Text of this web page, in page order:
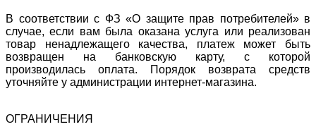
В соответствии с ФЗ «О защите прав потребителей» в
случае, если вам была оказана услуга или реализован
товар ненадлежащего качества, платеж может быть
возвращен на банковскую карту, с которой
производилась оплата. Порядок возврата средств
уточняйте у администрации интернет-магазина.
ОГРАНИЧЕНИЯ